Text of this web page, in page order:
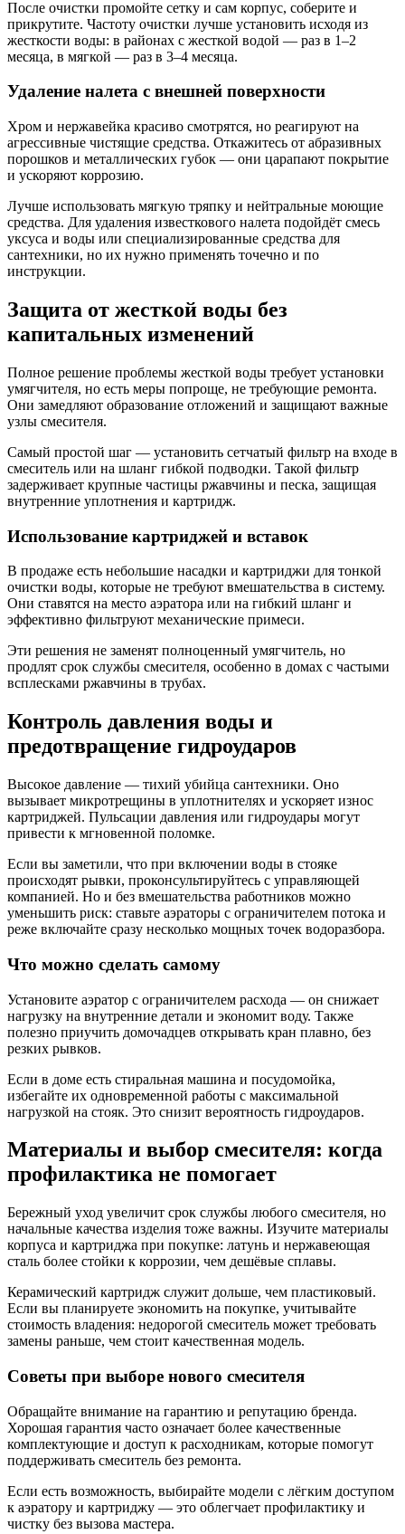
После очистки промойте сетку и сам корпус, соберите и
прикрутите. Частоту очистки лучше установить исходя из
жесткости воды: в районах с жесткой водой — раз в 1–2
месяца, в мягкой — раз в 3–4 месяца.
Удаление налета с внешней поверхности
Хром и нержавейка красиво смотрятся, но реагируют на
агрессивные чистящие средства. Откажитесь от абразивных
порошков и металлических губок — они царапают покрытие
и ускоряют коррозию.
Лучше использовать мягкую тряпку и нейтральные моющие
средства. Для удаления известкового налета подойдёт смесь
уксуса и воды или специализированные средства для
сантехники, но их нужно применять точечно и по
инструкции.
Защита от жесткой воды без
капитальных изменений
Полное решение проблемы жесткой воды требует установки
умягчителя, но есть меры попроще, не требующие ремонта.
Они замедляют образование отложений и защищают важные
узлы смесителя.
Самый простой шаг — установить сетчатый фильтр на входе в
смеситель или на шланг гибкой подводки. Такой фильтр
задерживает крупные частицы ржавчины и песка, защищая
внутренние уплотнения и картридж.
Использование картриджей и вставок
В продаже есть небольшие насадки и картриджи для тонкой
очистки воды, которые не требуют вмешательства в систему.
Они ставятся на место аэратора или на гибкий шланг и
эффективно фильтруют механические примеси.
Эти решения не заменят полноценный умягчитель, но
продлят срок службы смесителя, особенно в домах с частыми
всплесками ржавчины в трубах.
Контроль давления воды и
предотвращение гидроударов
Высокое давление — тихий убийца сантехники. Оно
вызывает микротрещины в уплотнителях и ускоряет износ
картриджей. Пульсации давления или гидроудары могут
привести к мгновенной поломке.
Если вы заметили, что при включении воды в стояке
происходят рывки, проконсультируйтесь с управляющей
компанией. Но и без вмешательства работников можно
уменьшить риск: ставьте аэраторы с ограничителем потока и
реже включайте сразу несколько мощных точек водоразбора.
Что можно сделать самому
Установите аэратор с ограничителем расхода — он снижает
нагрузку на внутренние детали и экономит воду. Также
полезно приучить домочадцев открывать кран плавно, без
резких рывков.
Если в доме есть стиральная машина и посудомойка,
избегайте их одновременной работы с максимальной
нагрузкой на стояк. Это снизит вероятность гидроударов.
Материалы и выбор смесителя: когда
профилактика не помогает
Бережный уход увеличит срок службы любого смесителя, но
начальные качества изделия тоже важны. Изучите материалы
корпуса и картриджа при покупке: латунь и нержавеющая
сталь более стойки к коррозии, чем дешёвые сплавы.
Керамический картридж служит дольше, чем пластиковый.
Если вы планируете экономить на покупке, учитывайте
стоимость владения: недорогой смеситель может требовать
замены раньше, чем стоит качественная модель.
Советы при выборе нового смесителя
Обращайте внимание на гарантию и репутацию бренда.
Хорошая гарантия часто означает более качественные
комплектующие и доступ к расходникам, которые помогут
поддерживать смеситель без ремонта.
Если есть возможность, выбирайте модели с лёгким доступом
к аэратору и картриджу — это облегчает профилактику и
чистку без вызова мастера.